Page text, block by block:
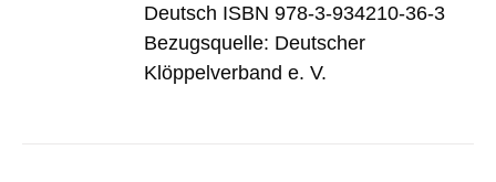
Deutsch ISBN 978-3-934210-36-3
Bezugsquelle: Deutscher
Klöppelverband e. V.